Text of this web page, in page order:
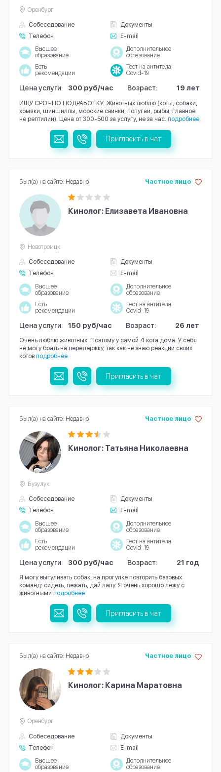
Собеседование
Документы
Телефон
E-mail
Оренбург
Высшее
образование
Дополнительное
образование
Есть
рекомендации
Тест на антитела
Covid-19
Цена услуги: 300 руб/час Возраст: 19 лет
ИЩУ СРОЧНО ПОДРАБОТКУ. Животных люблю (коты, собаки,
хомяки, шиншиллы, морские свинки, попугаи, рыбы, главное
не рептилии). Цена от 300-500 за услугу, не за час. подробнее
Пригласить в чат
Кинолог: Елизавета Ивановна
Собеседование
Документы
Телефон
E-mail
Частное лицо
Новотроицк
Высшее
образование
Дополнительное
образование
Есть
рекомендации
Тест на антитела
Covid-19
Цена услуги: 150 руб/час Возраст: 26 лет
Очень люблю животных. Поэтому у самой 4 кота дома. У себя
не могу брать на передержку, так как не знаю реакции своих
котов подробнее
Был(а) на сайте: Недавно
Пригласить в чат
Кинолог: Татьяна Николаевна
Собеседование
Документы
Телефон
E-mail
Частное лицо
Бузулук
Высшее
образование
Дополнительное
образование
Есть
рекомендации
Тест на антитела
Covid-19
Цена услуги: 300 руб/час Возраст: 21 год
Я могу выгуливать собак, на прогулке повторить базовых
команд: сидеть, лежать, дай лапу. Я очень хорошо лежу с
животными подробнее
Был(а) на сайте: Недавно
Пригласить в чат
Кинолог: Карина Маратовна
Собеседование
Документы
Телефон
E-mail
Частное лицо
Оренбург
Высшее
образование
Дополнительное
образование
Был(а) на сайте: Недавно